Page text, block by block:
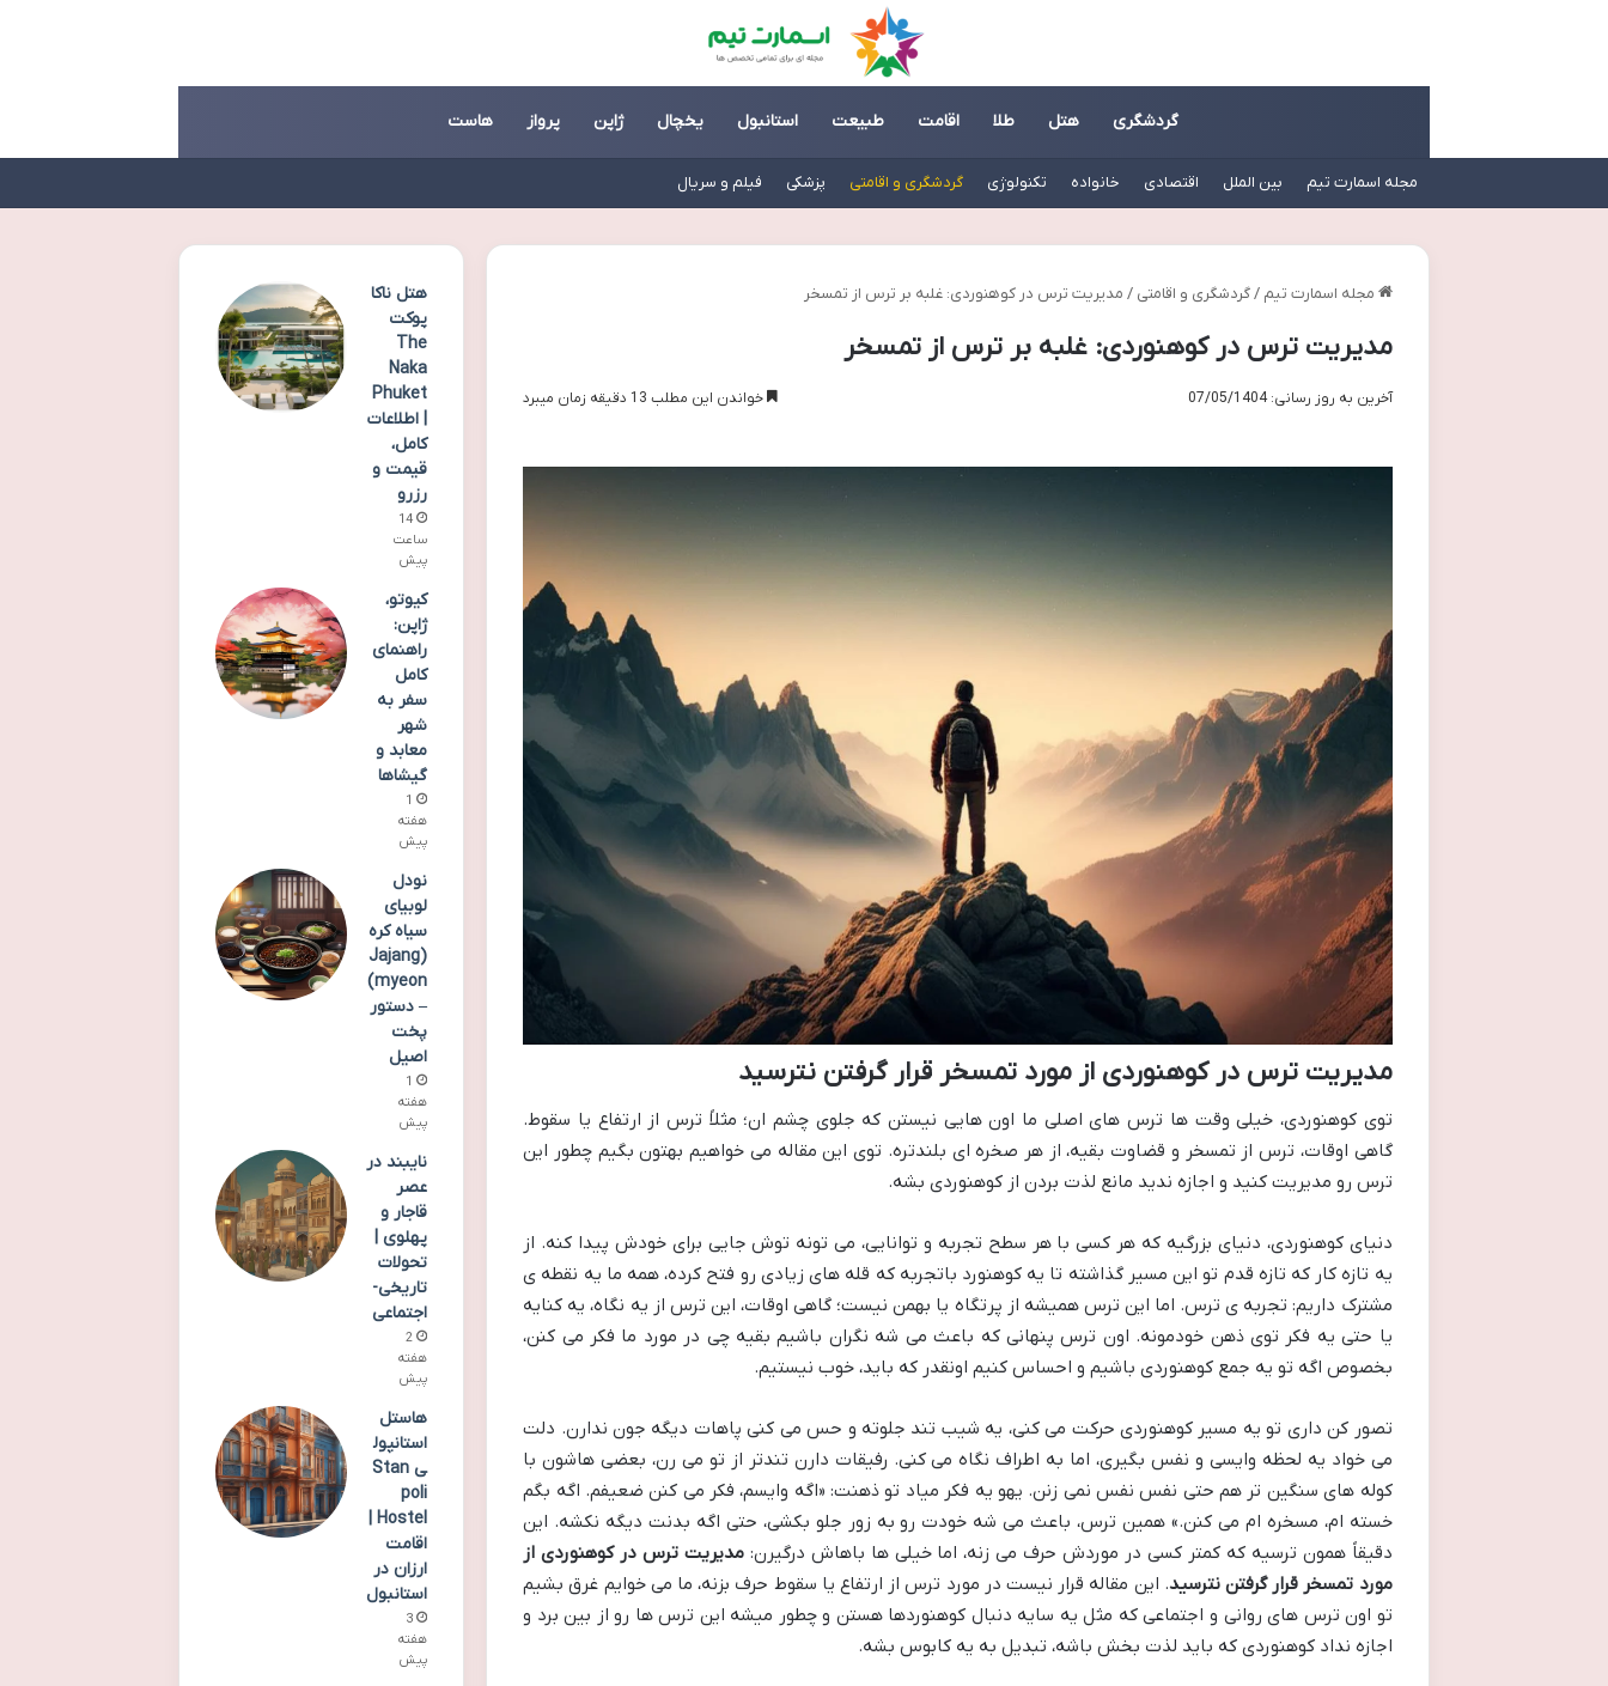
گردشگری هتل طلا اقامت طبیعت استانبول یخچال ژاپن پرواز هاست
مجله اسمارت تیم بین الملل اقتصادی خانواده تکنولوژی گردشگری و اقامتی پزشکی فیلم و سریال
مجله اسمارت تیم / گردشگری و اقامتی / مدیریت ترس در کوهنوردی: غلبه بر ترس از تمسخر
مدیریت ترس در کوهنوردی: غلبه بر ترس از تمسخر
آخرین به روز رسانی: 07/05/1404 خواندن این مطلب 13 دقیقه زمان میبرد
مدیریت ترس در کوهنوردی از مورد تمسخر قرار گرفتن نترسید
توی کوهنوردی، خیلی وقت ها ترس های اصلی ما اون هایی نیستن که جلوی چشم ان؛ مثلاً ترس از ارتفاع یا سقوط.
گاهی اوقات، ترس از تمسخر و قضاوت بقیه، از هر صخره ای بلندتره. توی این مقاله می خواهیم بهتون بگیم چطور این
ترس رو مدیریت کنید و اجازه ندید مانع لذت بردن از کوهنوردی بشه.
دنیای کوهنوردی، دنیای بزرگیه که هر کسی با هر سطح تجربه و توانایی، می تونه توش جایی برای خودش پیدا کنه. از
یه تازه کار که تازه قدم تو این مسیر گذاشته تا یه کوهنورد باتجربه که قله های زیادی رو فتح کرده، همه ما یه نقطه ی
مشترک داریم: تجربه ی ترس. اما این ترس همیشه از پرتگاه یا بهمن نیست؛ گاهی اوقات، این ترس از یه نگاه، یه کنایه
یا حتی یه فکر توی ذهن خودمونه. اون ترس پنهانی که باعث می شه نگران باشیم بقیه چی در مورد ما فکر می کنن،
بخصوص اگه تو یه جمع کوهنوردی باشیم و احساس کنیم اونقدر که باید، خوب نیستیم.
تصور کن داری تو یه مسیر کوهنوردی حرکت می کنی، یه شیب تند جلوته و حس می کنی پاهات دیگه جون ندارن. دلت
می خواد یه لحظه وایسی و نفس بگیری، اما به اطراف نگاه می کنی. رفیقات دارن تندتر از تو می رن، بعضی هاشون با
کوله های سنگین تر هم حتی نفس نفس نمی زنن. یهو یه فکر میاد تو ذهنت: «اگه وایسم، فکر می کنن ضعیفم. اگه بگم
خسته ام، مسخره ام می کنن.» همین ترس، باعث می شه خودت رو به زور جلو بکشی، حتی اگه بدنت دیگه نکشه. این
دقیقاً همون ترسیه که کمتر کسی در موردش حرف می زنه، اما خیلی ها باهاش درگیرن:مدیریت ترس در کوهنوردی از
مورد تمسخر قرار گرفتن نترسید. این مقاله قرار نیست در مورد ترس از ارتفاع یا سقوط حرف بزنه، ما می خوایم غرق بشیم
تو اون ترس های روانی و اجتماعی که مثل یه سایه دنبال کوهنوردها هستن و چطور میشه این ترس ها رو از بین برد و
اجازه نداد کوهنوردی که باید لذت بخش باشه، تبدیل به یه کابوس بشه.
هتل ناکا
پوکت
The
Naka
Phuket
| اطلاعات
کامل،
قیمت و
رزرو
14
ساعت
پیش
کیوتو،
ژاپن:
راهنمای
کامل
سفر به
شهر
معابد و
گیشاها
1
هفته
پیش
نودل
لوبیای
سیاه کره
(Jajang
myeon)
– دستور
پخت
اصیل
1
هفته
پیش
نایبند در
عصر
قاجار و
پهلوی |
تحولات
تاریخی-
اجتماعی
2
هفته
پیش
هاستل
استانپول
ی Stan
poli
Hostel |
اقامت
ارزان در
استانبول
3
هفته
پیش